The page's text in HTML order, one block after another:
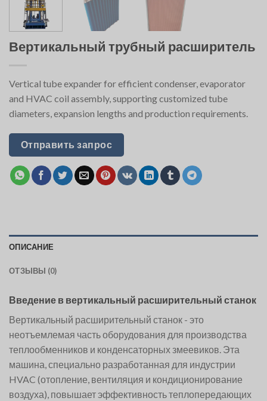
Вертикальный трубный расширитель
Vertical tube expander for efficient condenser, evaporator
and HVAC coil assembly, supporting customized tube
diameters, expansion lengths and production requirements.
Отправить запрос
ОПИСАНИЕ
ОТЗЫВЫ (0)
Введение в вертикальный расширительный станок
Вертикальный расширительный станок - это
неотъемлемая часть оборудования для производства
теплообменников и конденсаторных змеевиков. Эта
машина, специально разработанная для индустрии
HVAC (отопление, вентиляция и кондиционирование
воздуха), повышает эффективность теплопередающих